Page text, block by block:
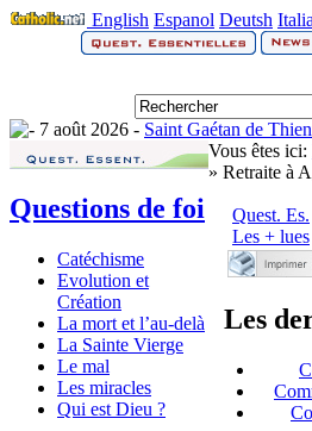
English Espanol Deutsh
7 août 2026 - Saint Gaétan de
Questions de foi
Catéchisme
Evolution et
Création
La mort et l’au-delà
La Sainte Vierge
Le mal
Les miracles
Qui est Dieu ?
Vous êtes ici:
» Retraite à
Quest. Es.
Les + lues
Les